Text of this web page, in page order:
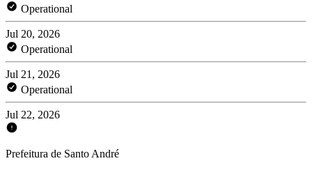
Operational
Jul 20, 2026
Operational
Jul 21, 2026
Operational
Jul 22, 2026
Prefeitura de Santo André